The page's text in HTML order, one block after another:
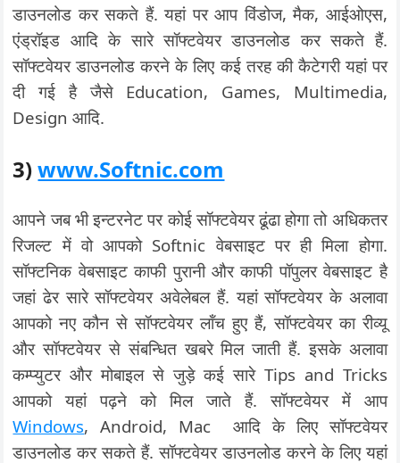
डाउनलोड कर सकते हैं. यहां पर आप विंडोज, मैक, आईओएस,
एंड्रॉइड आदि के सारे सॉफ्टवेयर डाउनलोड कर सकते हैं.
सॉफ्टवेयर डाउनलोड करने के लिए कई तरह की कैटेगरी यहां पर
दी गई है जैसे Education, Games, Multimedia,
Design आदि.
3)www.Softnic.com
आपने जब भी इन्टरनेट पर कोई सॉफ्टवेयर ढूंढा होगा तो अधिकतर
रिजल्ट में वो आपको Softnic वेबसाइट पर ही मिला होगा.
सॉफ्टनिक वेबसाइट काफी पुरानी और काफी पॉपुलर वेबसाइट है
जहां ढेर सारे सॉफ्टवेयर अवेलेबल हैं. यहां सॉफ्टवेयर के अलावा
आपको नए कौन से सॉफ्टवेयर लॉंच हुए हैं, सॉफ्टवेयर का रीव्यू
और सॉफ्टवेयर से संबन्धित खबरे मिल जाती हैं. इसके अलावा
कम्प्युटर और मोबाइल से जुड़े कई सारे Tips and Tricks
आपको यहां पढ़ने को मिल जाते हैं. सॉफ्टवेयर में आप
Windows, Android, Mac आदि के लिए सॉफ्टवेयर
डाउनलोड कर सकते हैं. सॉफ्टवेयर डाउनलोड करने के लिए यहां